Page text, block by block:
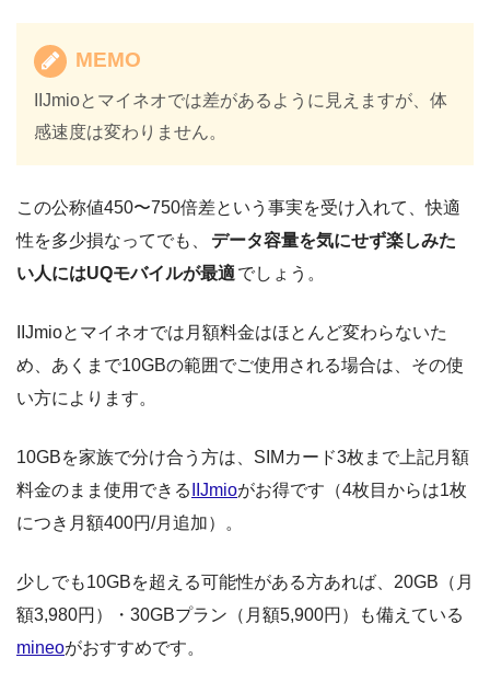
MEMO
IIJmioとマイネオでは差があるように見えますが、体
感速度は変わりません。
この公称値450〜750倍差という事実を受け入れて、快適
性を多少損なってでも、
データ容量を気にせず楽しみた
い人にはUQモバイルが最適 でしょう。
IIJmioとマイネオでは月額料金はほとんど変わらないた
め、あくまで10GBの範囲でご使用される場合は、その使
い方によります。
10GBを家族で分け合う方は、SIMカード3枚まで上記月額
料金のまま使用できる IIJmioがお得です（4枚目からは1枚
につき月額400円/月追加）。
少しでも10GBを超える可能性がある方あれば、20GB（月
額3,980円）・30GBプラン（月額5,900円）も備えている
mineoがおすすめです。